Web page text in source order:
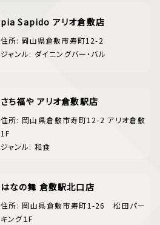
pia Sapido アリオ倉敷店
住所: 岡山県倉敷市寿町12-2
ジャンル: ダイニングバー・バル
さち福や アリオ倉敷駅店
住所: 岡山県倉敷市寿町12-2 アリオ倉敷
1F
ジャンル: 和食
はなの舞 倉敷駅北口店
住所: 岡山県倉敷市寿町1-26 松田パー
キング１F